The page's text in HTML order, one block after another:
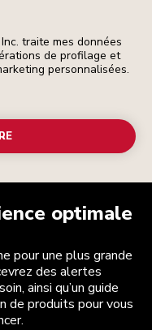
traite mes données
de profilage et
personnalisées.
optimale
pour une plus grande
des alertes
ainsi qu’un guide
de produits pour vous